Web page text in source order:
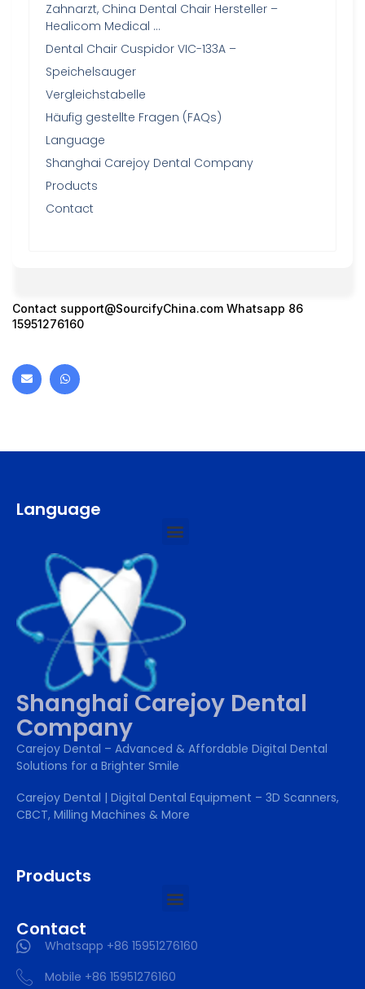
Zahnarzt, China Dental Chair Hersteller –
Healicom Medical …
Dental Chair Cuspidor VIC-133A –
Speichelsauger
Vergleichstabelle
Häufig gestellte Fragen (FAQs)
Language
Shanghai Carejoy Dental Company
Products
Contact
Contact support@SourcifyChina.com Whatsapp 86
15951276160
Language
Shanghai Carejoy Dental
Company
Carejoy Dental – Advanced & Affordable Digital Dental
Solutions for a Brighter Smile
Carejoy Dental | Digital Dental Equipment – 3D Scanners,
CBCT, Milling Machines & More
Products
Contact
Whatsapp +86 15951276160
Mobile +86 15951276160